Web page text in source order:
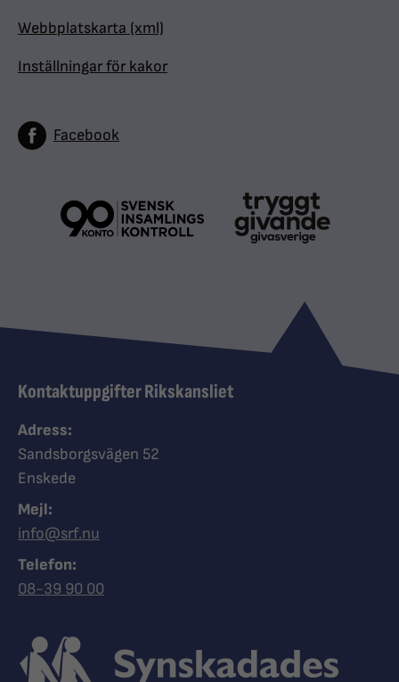
Webbplatskarta (xml)
Inställningar för kakor
Facebook
Kontaktuppgifter Rikskansliet
Adress:
Sandsborgsvägen 52
Enskede
Mejl:
info@srf.nu
Telefon:
Ring Synskadades riksförbund
08-39 90 00